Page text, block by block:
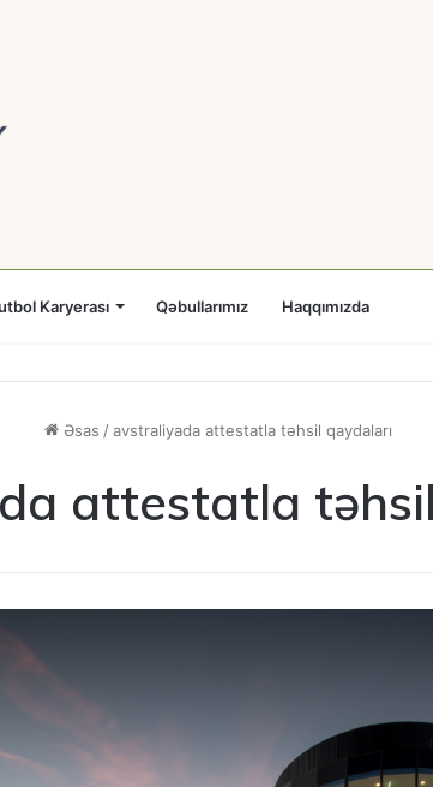
Karyerası Qəbullarımız Haqqımızda
Əsas /avstraliyada attestatla təhsil qaydaları
attestatla